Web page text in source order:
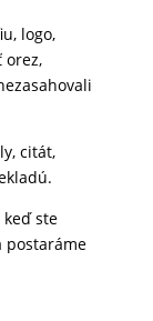
logo,
orez,
citát,
ste
postaráme